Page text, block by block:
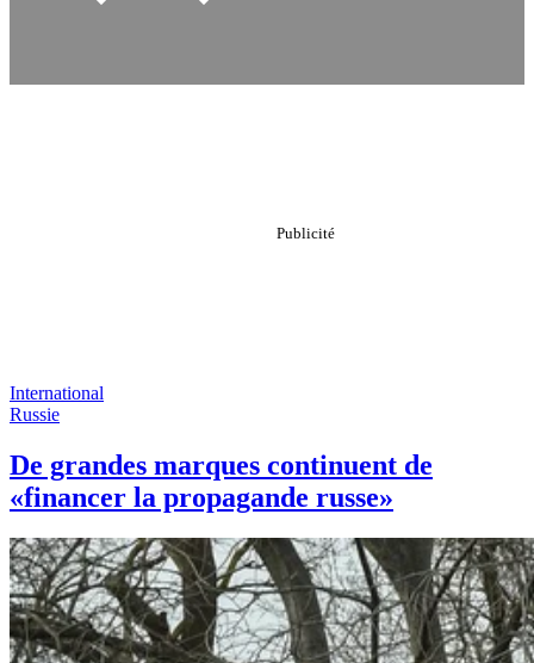
International
Russie
De grandes marques continuent de
«financer la propagande russe»